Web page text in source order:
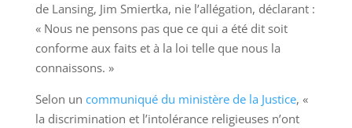
de Lansing, Jim Smiertka, nie l’allégation, déclarant :
« Nous ne pensons pas que ce qui a été dit soit
conforme aux faits et à la loi telle que nous la
connaissons. »
Selon un communiqué du ministère de la Justice, «
la discrimination et l’intolérance religieuses n’ont